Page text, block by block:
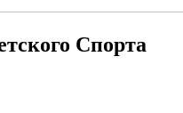
Спорта